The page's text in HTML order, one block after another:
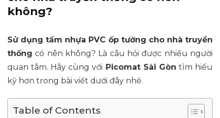
không?
Sử dụng tấm nhựa PVC ốp tường cho nhà truyền
thống có nên không? Là câu hỏi được nhiều người
quan tâm. Hãy cùng với Picomat Sài Gòn tìm hiểu
kỹ hơn trong bài viết dưới đây nhé.
Table of Contents